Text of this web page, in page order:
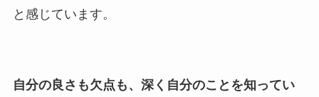
と感じています。
自分の良さも欠点も、深く自分のことを知ってい